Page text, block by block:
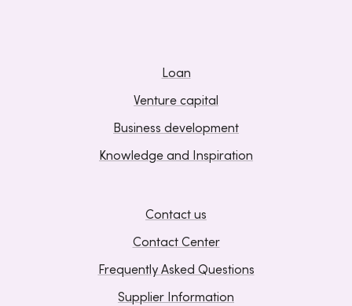
Loan
Venture capital
Business development
Knowledge and Inspiration
Contact us
Contact Center
Frequently Asked Questions
Supplier Information